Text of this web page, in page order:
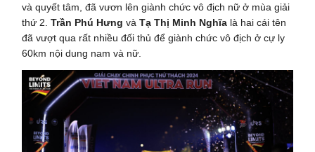
và quyết tâm, đã vươn lên giành chức vô địch nữ ở mùa giải
thứ 2.Trần Phú Hưng vàTạ Thị Minh Nghĩa là hai cái tên
đã vượt qua rất nhiều đối thủ để giành chức vô địch ở cự ly
60km nội dung nam và nữ.